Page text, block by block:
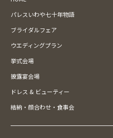
パレスいわや七十年物語
ブライダルフェア
ウエディングプラン
挙式会場
披露宴会場
ドレス & ビューティー
結納・顔合わせ・食事会